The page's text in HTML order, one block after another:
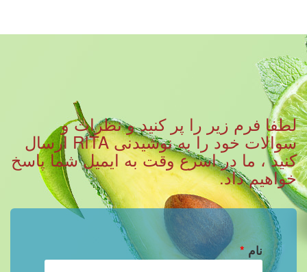
لطفا فرم زیر را پر کنید و نظرات و
سوالات خود را به نوشیدنی RITA ارسال
کنید ، ما در اسرع وقت به ایمیل شما پاسخ
خواهیم داد.
نام *